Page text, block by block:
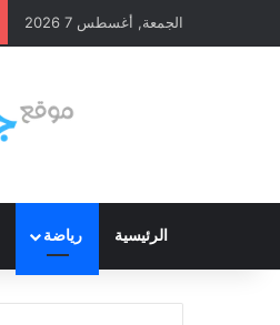
الجمعة, أغسطس 7 2026
الرئيسية رياضة